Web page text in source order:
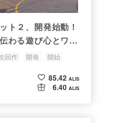
ト２、開発始動！
わる遊び心とワク
回作 開発
開始
85.42 ALIS
6.40 ALIS